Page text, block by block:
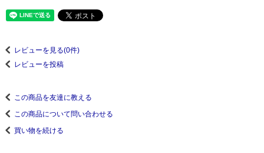
レビューを見る(0件)
レビューを投稿
この商品を友達に教える
この商品について問い合わせる
買い物を続ける